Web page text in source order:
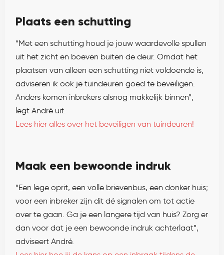
Plaats een schutting
“Met een schutting houd je jouw waardevolle spullen
uit het zicht en boeven buiten de deur. Omdat het
plaatsen van alleen een schutting niet voldoende is,
adviseren ik ook je tuindeuren goed te beveiligen.
Anders komen inbrekers alsnog makkelijk binnen”,
legt André uit.
Lees hier alles over het beveiligen van tuindeuren!
Maak een bewoonde indruk
“Een lege oprit, een volle brievenbus, een donker huis;
voor een inbreker zijn dit dé signalen om tot actie
over te gaan. Ga je een langere tijd van huis? Zorg er
dan voor dat je een bewoonde indruk achterlaat”,
adviseert André.